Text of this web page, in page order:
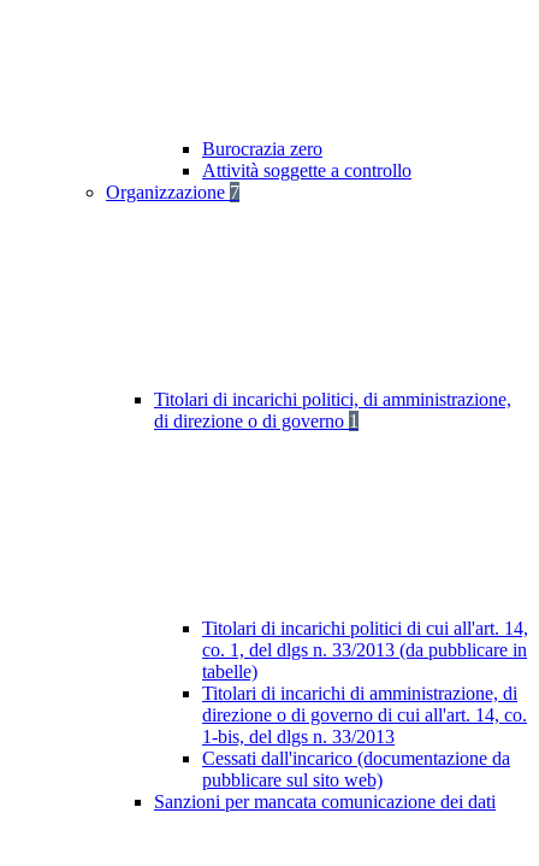
Burocrazia zero
Attività soggette a controllo
Organizzazione 7
Titolari di incarichi politici, di amministrazione,
di direzione o di governo 1
Titolari di incarichi politici di cui all'art. 14,
co. 1, del dlgs n. 33/2013 (da pubblicare in
tabelle)
Titolari di incarichi di amministrazione, di
direzione o di governo di cui all'art. 14, co.
1-bis, del dlgs n. 33/2013
Cessati dall'incarico (documentazione da
pubblicare sul sito web)
Sanzioni per mancata comunicazione dei dati